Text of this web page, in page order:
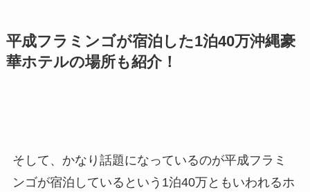
平成フラミンゴが宿泊した1泊40万沖縄豪
華ホテルの場所も紹介！
そして、かなり話題になっているのが平成フラミ
ンゴが宿泊しているという1泊40万ともいわれるホ